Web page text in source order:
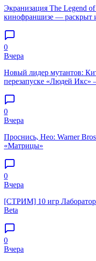
Экранизация The Legend
кинофраншизе — раскрыт
0
Вчера
Новый лидер мутантов:
перезапуске «Людей
0
Вчера
Проснись, Нео: Warner
«Матрицы»
0
Вчера
[СТРИМ] 10 игр
Beta
0
Вчера